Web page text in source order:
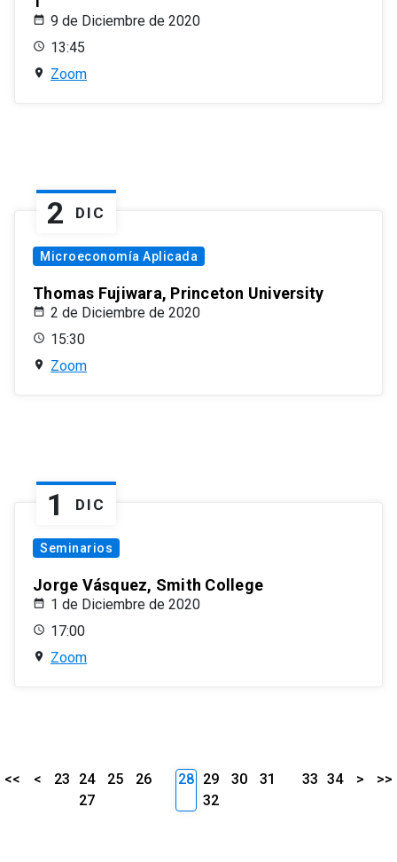
9 de Diciembre de 2020
13:45
Zoom
2 DIC
Microeconomía Aplicada
Thomas Fujiwara, Princeton University
2 de Diciembre de 2020
15:30
Zoom
1 DIC
Seminarios
Jorge Vásquez, Smith College
1 de Diciembre de 2020
17:00
Zoom
<< < 23 24 25
26
27
28 29 30
31
32
33 34 > >>